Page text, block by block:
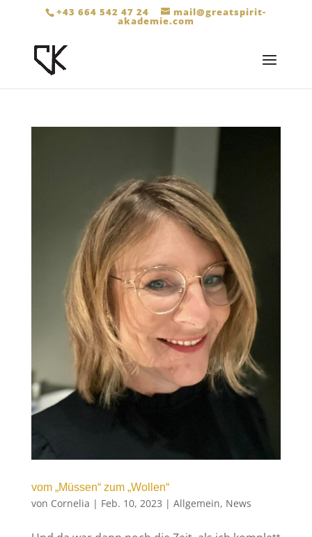
+43 664 542 47 24 mail@greatspirit-
akademie.com
vom „Müssen“ zum „Wollen“
von Cornelia | Feb. 10, 2023 | Allgemein, News